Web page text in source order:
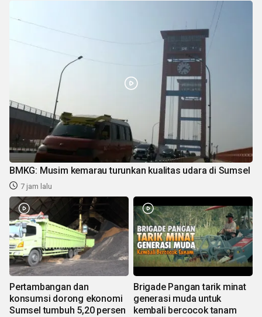
BMKG: Musim kemarau turunkan kualitas udara di Sumsel
7 jam lalu
Pertambangan dan
konsumsi dorong ekonomi
Sumsel tumbuh 5,20 persen
Brigade Pangan tarik minat
generasi muda untuk
kembali bercocok tanam